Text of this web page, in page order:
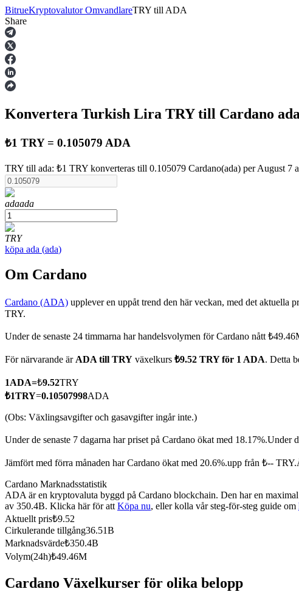
Terminer
USDT Futures
Futures med USDT som säkerhet
TradFi
Derivat för aktier, valuta, ädelmetaller och råvaror
USDC Futures
Futures med USDC som säkerhet
BitrueKryptovalutor OmvandlareTRY till ADA
Share
Konvertera Turkish Lira TRYtill Cardano ada
₺1 TRY = 0.105079 ADA
TRY till ada: ₺1 TRY konverteras till 0.105079 Cardano(ada) per August 7
adaada
TRY
köpa ada (ada)
Om Cardano
Cardano (ADA) upplever en uppåt trend den här veckan, med det aktuella
TRY.
Under de senaste 24 timmarna har handelsvolymen för Cardano nått
För närvarande är ADA till TRY växelkurs ₺9.52 TRY för 1 ADA. Detta
1ADA=₺9.52TRY
₺1TRY=0.10507998ADA
(Obs: Växlingsavgifter och gasavgifter ingår inte.)
Under de senaste 7 dagarna har priset på Cardano ökat med 18.17%.Under
Jämfört med förra månaden har Cardano ökat med 20.6%.upp från ₺-- TRY.
Cardano Marknadsstatistik
ADA är en kryptovaluta byggd på Cardano blockchain. Den har en
av 350.4B. Klicka här för att Köpa nu, eller kolla vår steg-för-steg guide om
Aktuellt pris₺9.52
Cirkulerande tillgång36.51B
Marknadsvärde₺350.4B
Volym(24h)₺49.46M
Cardano Växelkurser för olika belopp